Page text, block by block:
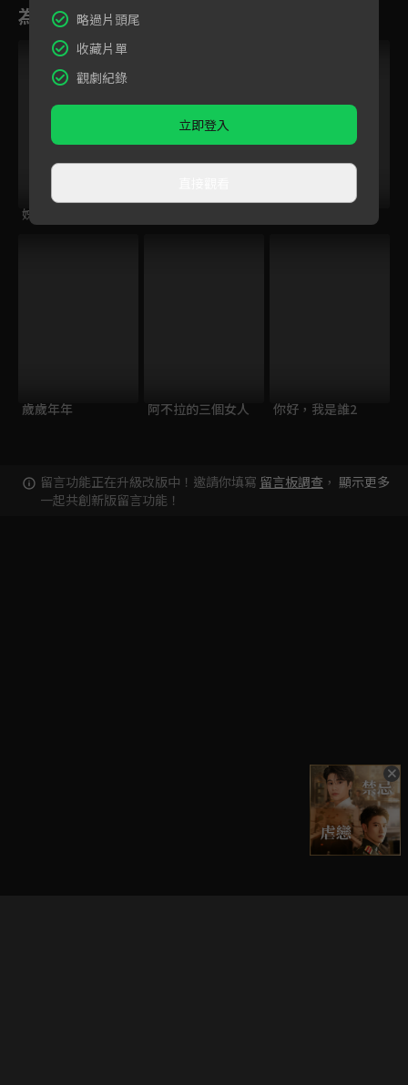
為您推薦
姊姊向前衝
歲歲年年 阿不拉的三個女人 你好，我是誰2
留言功能正在升級改版中！邀請你填寫 留言板調查 ，
一起共創新版留言功能！
顯示更多
略過片頭尾
收藏片單
觀劇紀錄
立即登入